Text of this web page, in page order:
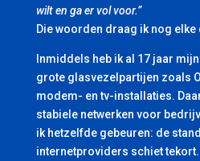
wilt en ga er vol voor.”
Die woorden draag ik nog elke
Inmiddels heb ik al 17 jaar
grote glasvezelpartijen zoals
modem- en tv-installaties.
stabiele netwerken voor
ik hetzelfde gebeuren: de
internetproviders schiet